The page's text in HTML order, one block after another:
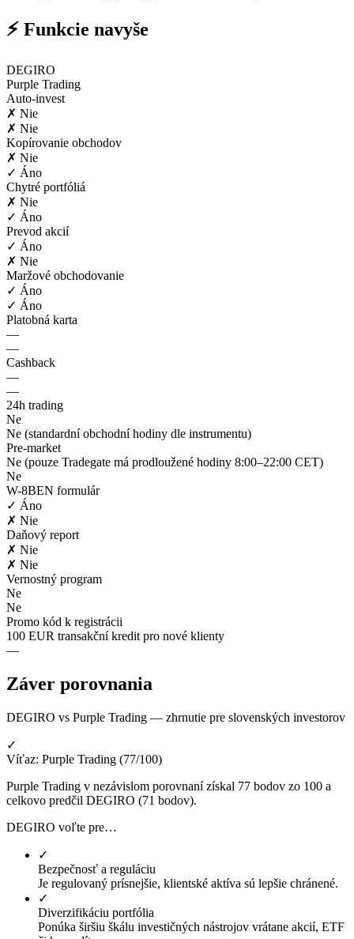
⚡ Funkcie navyše
DEGIRO
Purple Trading
Auto-invest
✗ Nie
✗ Nie
Kopírovanie obchodov
✗ Nie
✓ Áno
Chytré portfóliá
✗ Nie
✓ Áno
Prevod akcií
✓ Áno
✗ Nie
Maržové obchodovanie
✓ Áno
✓ Áno
Platobná karta
—
—
Cashback
—
—
24h trading
Ne
Ne (standardní obchodní hodiny dle instrumentu)
Pre-market
Ne (pouze Tradegate má prodloužené hodiny 8:00–22:00 CET)
Ne
W-8BEN formulár
✓ Áno
✗ Nie
Daňový report
✗ Nie
✗ Nie
Vernostný program
Ne
Ne
Promo kód k registrácii
100 EUR transakční kredit pro nové klienty
—
Záver porovnania
DEGIRO vs Purple Trading — zhrnutie pre slovenských investorov
✓
Víťaz: Purple Trading (77/100)
Purple Trading v nezávislom porovnaní získal 77 bodov zo 100 a
celkovo predčil DEGIRO (71 bodov).
DEGIRO voľte pre…
✓
Bezpečnosť a reguláciu
Je regulovaný prísnejšie, klientské aktíva sú lepšie chránené.
✓
Diverzifikáciu portfólia
Ponúka širšiu škálu investičných nástrojov vrátane akcií, ETF